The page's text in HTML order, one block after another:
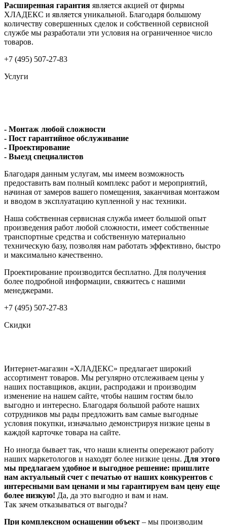
Расширенная гарантия является акцией от фирмы
ХЛАДЕКС и является уникальной. Благодаря большому
количеству совершенных сделок и собственной сервисной
службе мы разработали эти условия на ограниченное число
товаров.
+7 (495) 507-27-83
Услуги
- Монтаж любой сложности
- Пост гарантийное обслуживание
- Проектирование
- Выезд специалистов
Благодаря данным услугам, мы имеем возможность
предоставить вам полный комплекс работ и мероприятий,
начиная от замеров вашего помещения, заканчивая монтажом
и вводом в эксплуатацию купленной у нас техники.
Наша собственная сервисная служба имеет большой опыт
произведения работ любой сложности, имеет собственные
транспортные средства и собственную материально
техническую базу, позволяя нам работать эффективно, быстро
и максимально качественно.
Проектирование производится бесплатно. Для получения
более подробной информации, свяжитесь с нашими
менеджерами.
+7 (495) 507-27-83
Скидки
Интернет-магазин «ХЛАДЕКС» предлагает широкий
ассортимент товаров. Мы регулярно отслеживаем цены у
наших поставщиков, акции, распродажи и производим
изменение на нашем сайте, чтобы нашим гостям было
выгодно и интересно. Благодаря большой работе наших
сотрудников мы рады предложить вам самые выгодные
условия покупки, изначально демонстрируя низкие цены в
каждой карточке товара на сайте.
Но иногда бывает так, что наши клиенты опережают работу
наших маркетологов и находят более низкие цены. Для этого
мы предлагаем удобное и выгодное решение: пришлите
нам актуальный счет с печатью от наших конкурентов с
интересными вам ценами и мы гарантируем вам цену еще
более низкую! Да, да это выгодно и вам и нам.
Так зачем отказываться от выгоды?
При комплексном оснащении объект – мы производим